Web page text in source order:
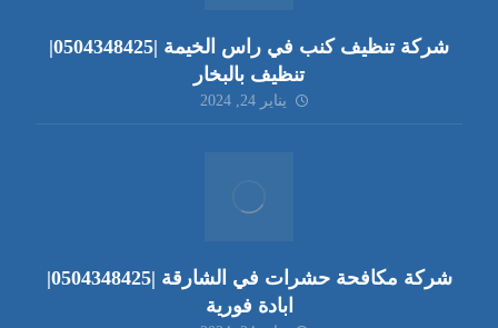
شركة تنظيف كنب في راس الخيمة |0504348425|
تنظيف بالبخار
يناير 24, 2024
شركة مكافحة حشرات في الشارقة |0504348425|
ابادة فورية